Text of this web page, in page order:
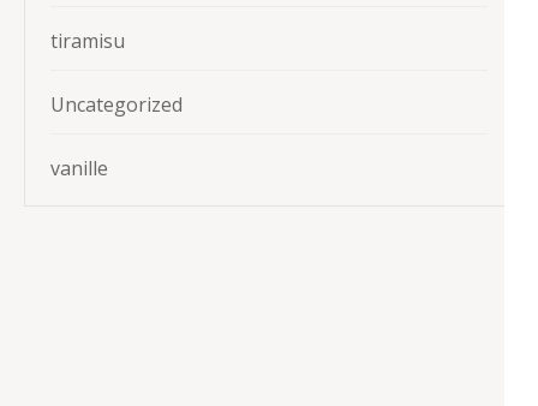
tiramisu
Uncategorized
vanille